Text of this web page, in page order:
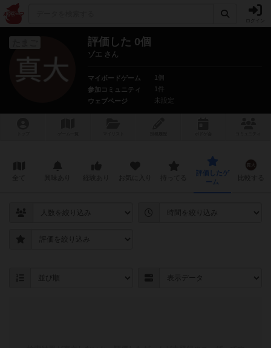
評価した 0個
ゾエ さん
マイボードゲーム
1個
参加コミュニティ
1件
ウェブページ
未設定
評価したゲ
ーム